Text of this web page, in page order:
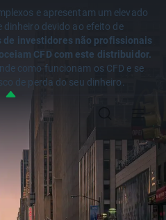
e apresentam um elevado
dinheiro devido ao efeito de
de investidores não profissionais
CFD com este distribuidor.
como funcionam os CFD e se
de perda do seu dinheiro.